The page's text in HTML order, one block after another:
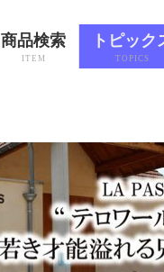
商品検索
ITEM
トピック
TOPICS